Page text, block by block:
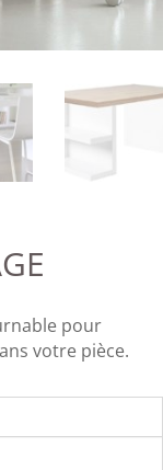
pour
votre pièce.